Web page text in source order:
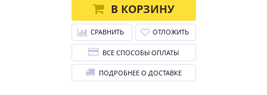
В КОРЗИНУ
СРАВНИТЬ ОТЛОЖИТЬ
ВСЕ СПОСОБЫ ОПЛАТЫ
ПОДРОБНЕЕ О ДОСТАВКЕ